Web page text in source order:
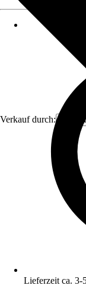
Verkauf durch:
Lieferzeit ca. 3-